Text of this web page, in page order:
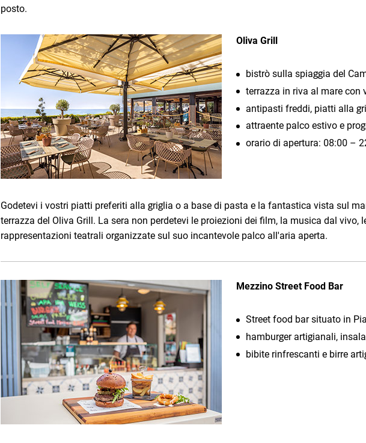
posto.
Oliva Grill
bistrò sulla spiaggia del
terrazza in riva al mare con
antipasti freddi, piatti alla
attraente palco estivo e
orario di apertura: 08:00 –
Godetevi i vostri piatti preferiti alla griglia o a base di pasta e la fantastica vista sul
terrazza del Oliva Grill. La sera non perdetevi le proiezioni dei film, la musica dal vivo,
rappresentazioni teatrali organizzate sul suo incantevole palco all'aria aperta.
Mezzino Street Food Bar
Street food bar situato in
hamburger artigianali,
bibite rinfrescanti e birre